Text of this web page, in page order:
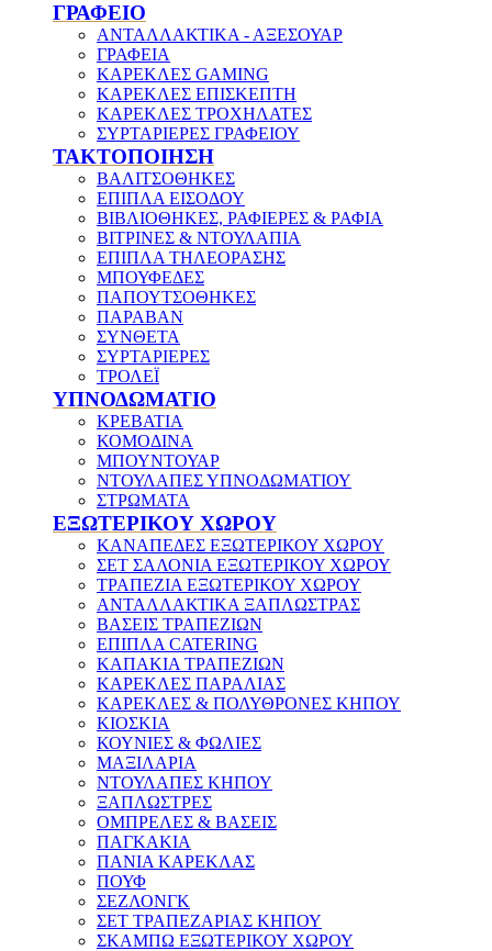
ΓΡΑΦΕΙΟ
ΑΝΤΑΛΛΑΚΤΙΚΑ - ΑΞΕΣΟΥΑΡ
ΓΡΑΦΕΙΑ
ΚΑΡΕΚΛΕΣ GAMING
ΚΑΡΕΚΛΕΣ ΕΠΙΣΚΕΠΤΗ
ΚΑΡΕΚΛΕΣ ΤΡΟΧΗΛΑΤΕΣ
ΣΥΡΤΑΡΙΕΡΕΣ ΓΡΑΦΕΙΟΥ
ΤΑΚΤΟΠΟΙΗΣΗ
ΒΑΛΙΤΣΟΘΗΚΕΣ
ΕΠΙΠΛΑ ΕΙΣΟΔΟΥ
ΒΙΒΛΙΟΘΗΚΕΣ, ΡΑΦΙΕΡΕΣ & ΡΑΦΙΑ
ΒΙΤΡΙΝΕΣ & ΝΤΟΥΛΑΠΙΑ
ΕΠΙΠΛΑ ΤΗΛΕΟΡΑΣΗΣ
ΜΠΟΥΦΕΔΕΣ
ΠΑΠΟΥΤΣΟΘΗΚΕΣ
ΠΑΡΑΒΑΝ
ΣΥΝΘΕΤΑ
ΣΥΡΤΑΡΙΕΡΕΣ
ΤΡΟΛΕΪ
ΥΠΝΟΔΩΜΑΤΙΟ
ΚΡΕΒΑΤΙΑ
ΚΟΜΟΔΙΝΑ
ΜΠΟΥΝΤΟΥΑΡ
ΝΤΟΥΛΑΠΕΣ ΥΠΝΟΔΩΜΑΤΙΟΥ
ΣΤΡΩΜΑΤΑ
ΕΞΩΤΕΡΙΚΟΥ ΧΩΡΟΥ
ΚΑΝΑΠΕΔΕΣ ΕΞΩΤΕΡΙΚΟΥ ΧΩΡΟΥ
ΣΕΤ ΣΑΛΟΝΙΑ ΕΞΩΤΕΡΙΚΟΥ ΧΩΡΟΥ
ΤΡΑΠΕΖΙΑ ΕΞΩΤΕΡΙΚΟΥ ΧΩΡΟΥ
ΑΝΤΑΛΛΑΚΤΙΚΑ ΞΑΠΛΩΣΤΡΑΣ
ΒΑΣΕΙΣ ΤΡΑΠΕΖΙΩΝ
ΕΠΙΠΛΑ CATERING
ΚΑΠΑΚΙΑ ΤΡΑΠΕΖΙΩΝ
ΚΑΡΕΚΛΕΣ ΠΑΡΑΛΙΑΣ
ΚΑΡΕΚΛΕΣ & ΠΟΛΥΘΡΟΝΕΣ ΚΗΠΟΥ
ΚΙΟΣΚΙΑ
ΚΟΥΝΙΕΣ & ΦΩΛΙΕΣ
ΜΑΞΙΛΑΡΙΑ
ΝΤΟΥΛΑΠΕΣ ΚΗΠΟΥ
ΞΑΠΛΩΣΤΡΕΣ
ΟΜΠΡΕΛΕΣ & ΒΑΣΕΙΣ
ΠΑΓΚΑΚΙΑ
ΠΑΝΙΑ ΚΑΡΕΚΛΑΣ
ΠΟΥΦ
ΣΕΖΛΟΝΓΚ
ΣΕΤ ΤΡΑΠΕΖΑΡΙΑΣ ΚΗΠΟΥ
ΣΚΑΜΠΩ ΕΞΩΤΕΡΙΚΟΥ ΧΩΡΟΥ